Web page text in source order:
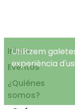
Inicio
Eventos
¿Quiénes
somos?
Utilitzem
experiència